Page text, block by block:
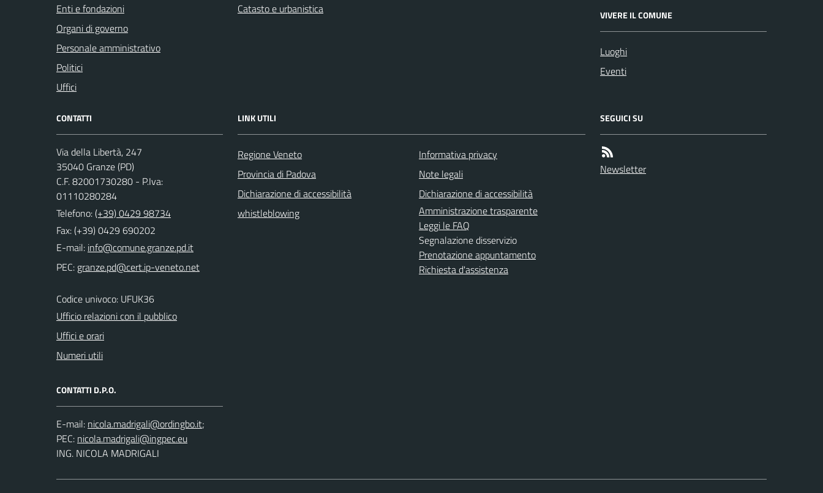
Enti e fondazioni
Organi di governo
Personale amministrativo
Politici
Uffici
Catasto e urbanistica
VIVERE IL COMUNE
Luoghi
Eventi
CONTATTI
Via della Libertà, 247
35040 Granze (PD)
C.F. 82001730280 - P.Iva:
01110280284
Telefono:(+39) 0429 98734
Fax: (+39) 0429 690202
E-mail:
PEC:
Codice univoco: UFUK36
Ufficio relazioni con il pubblico
Uffici e orari
Numeri utili
CONTATTI D.P.O.
E-mail:
;
PEC:
ING. NICOLA MADRIGALI
LINK UTILI
Regione Veneto
Provincia di Padova
Dichiarazione di accessibilità
whistleblowing
Informativa privacy
Note legali
Dichiarazione di accessibilità
Amministrazione trasparente
Leggi le FAQ
Segnalazione disservizio
Prenotazione appuntamento
Richiesta d'assistenza
SEGUICI SU
Newsletter